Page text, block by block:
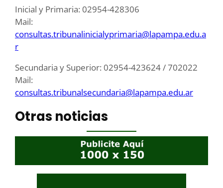
Inicial y Primaria: 02954-428306
Mail:
consultas.tribunalinicialyprimaria@lapampa.edu.a
r
Secundaria y Superior: 02954-423624 / 702022
Mail:
consultas.tribunalsecundaria@lapampa.edu.ar
Otras noticias